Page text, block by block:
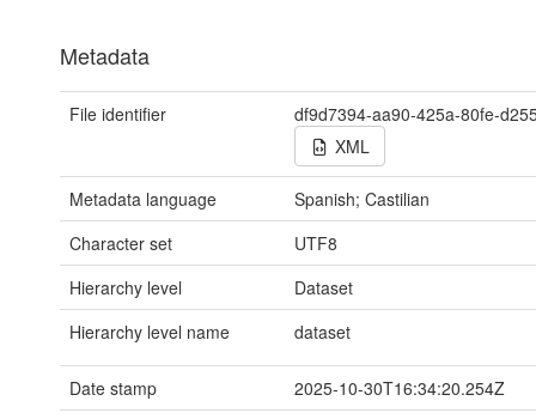
Metadata
File identifier
df9d7394-aa90-425a-80fe-
XML
Metadata language
Spanish; Castilian
Character set
UTF8
Hierarchy level
Dataset
Hierarchy level name
dataset
Date stamp
2025-10-30T16:34:20.254Z